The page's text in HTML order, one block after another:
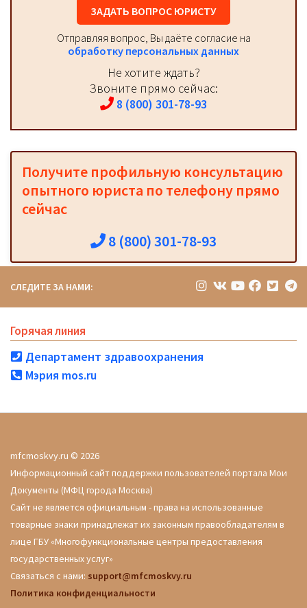
ЗАДАТЬ ВОПРОС ЮРИСТУ
Отправляя вопрос, Вы даёте согласие на
обработку персональных данных
Не хотите ждать?
Звоните прямо сейчас:
8 (800) 301-78-93
Получите профильную консультацию
опытного юриста по телефону прямо
сейчас
8 (800) 301-78-93
СЛЕДИТЕ ЗА НАМИ:
Горячая линия
Департамент здравоохранения
Мэрия mos.ru
mfcmoskvy.ru © 2026
Информационный сайт поддержки пользователей портала Мои
Документы (МФЦ города Москва)
Сайт не является официальным - права на использованные
товарные знаки принадлежат их законным правообладателям в
лице ГБУ «Многофункциональные центры предоставления
государственных услуг»
Связаться с нами: support@mfcmoskvy.ru
Политика конфиденциальности